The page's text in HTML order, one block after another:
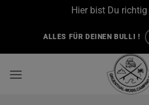
Hier bist Du richtig
springen
ALLES FÜR DEINEN BULLI !